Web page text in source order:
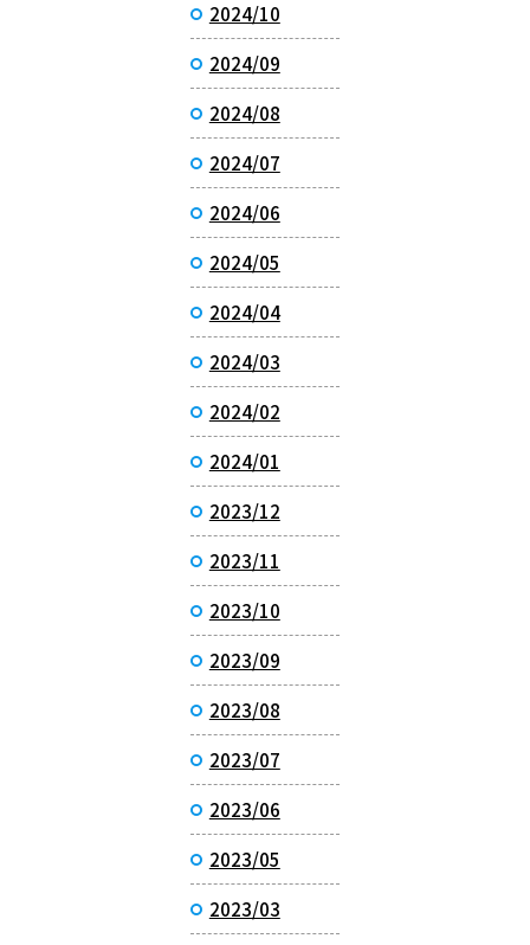
2024/10
2024/09
2024/08
2024/07
2024/06
2024/05
2024/04
2024/03
2024/02
2024/01
2023/12
2023/11
2023/10
2023/09
2023/08
2023/07
2023/06
2023/05
2023/03